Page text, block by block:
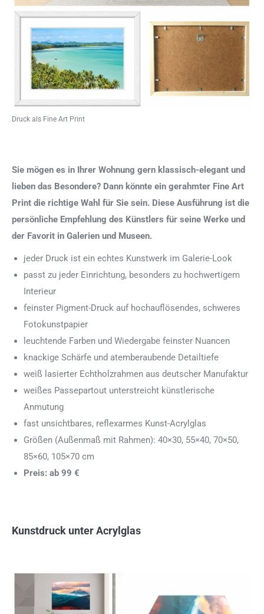
Druck als Fine Art Print
Sie mögen es in Ihrer Wohnung gern klassisch-elegant und
lieben das Besondere? Dann könnte ein gerahmter Fine Art
Print die richtige Wahl für Sie sein. Diese Ausführung ist die
persönliche Empfehlung des Künstlers für seine Werke und
der Favorit in Galerien und Museen.
jeder Druck ist ein echtes Kunstwerk im Galerie-Look
passt zu jeder Einrichtung, besonders zu hochwertigem
Interieur
feinster Pigment-Druck auf hochauflösendes, schweres
Fotokunstpapier
leuchtende Farben und Wiedergabe feinster Nuancen
knackige Schärfe und atemberaubende Detailtiefe
weiß lasierter Echtholzrahmen aus deutscher Manufaktur
weißes Passepartout unterstreicht künstlerische
Anmutung
fast unsichtbares, reflexarmes Kunst-Acrylglas
Größen (Außenmaß mit Rahmen): 40×30, 55×40, 70×50,
85×60, 105×70 cm
Preis: ab 99 €
Kunstdruck unter Acrylglas